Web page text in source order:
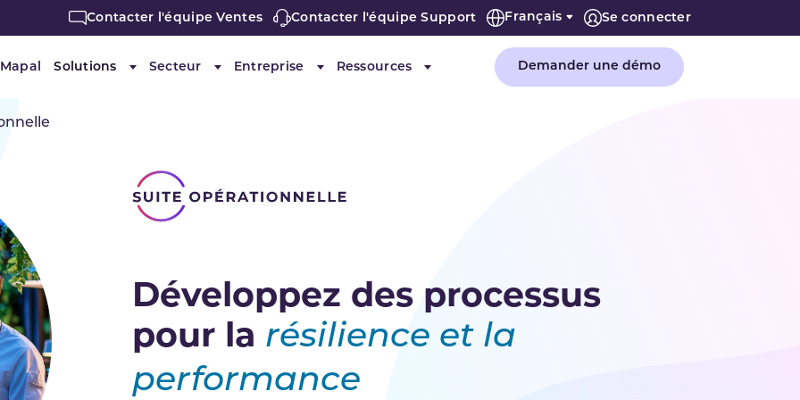
Contacter l'équipe Ventes Contacter l'équipe Support Français Se connecter
Solutions
Submenu for "Solutions"
Secteur
Submenu for "Secteur"
Entreprise
Submenu for "Entreprise"
Ressources
Submenu for "Ressources"
Demander une démo
Développez des processus
pour la résilience et la
performance